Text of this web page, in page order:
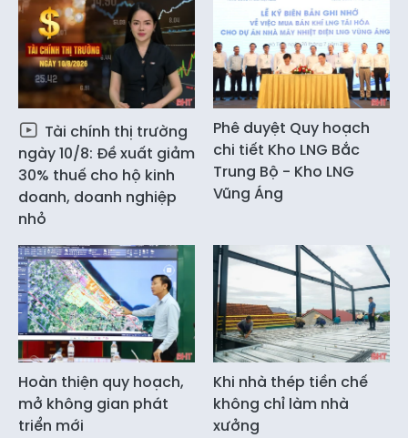
Tài chính thị trường
ngày 10/8: Đề xuất giảm
30% thuế cho hộ kinh
doanh, doanh nghiệp
nhỏ
Phê duyệt Quy hoạch
chi tiết Kho LNG Bắc
Trung Bộ - Kho LNG
Vũng Áng
Hoàn thiện quy hoạch,
mở không gian phát
triển mới
Khi nhà thép tiền chế
không chỉ làm nhà
xưởng